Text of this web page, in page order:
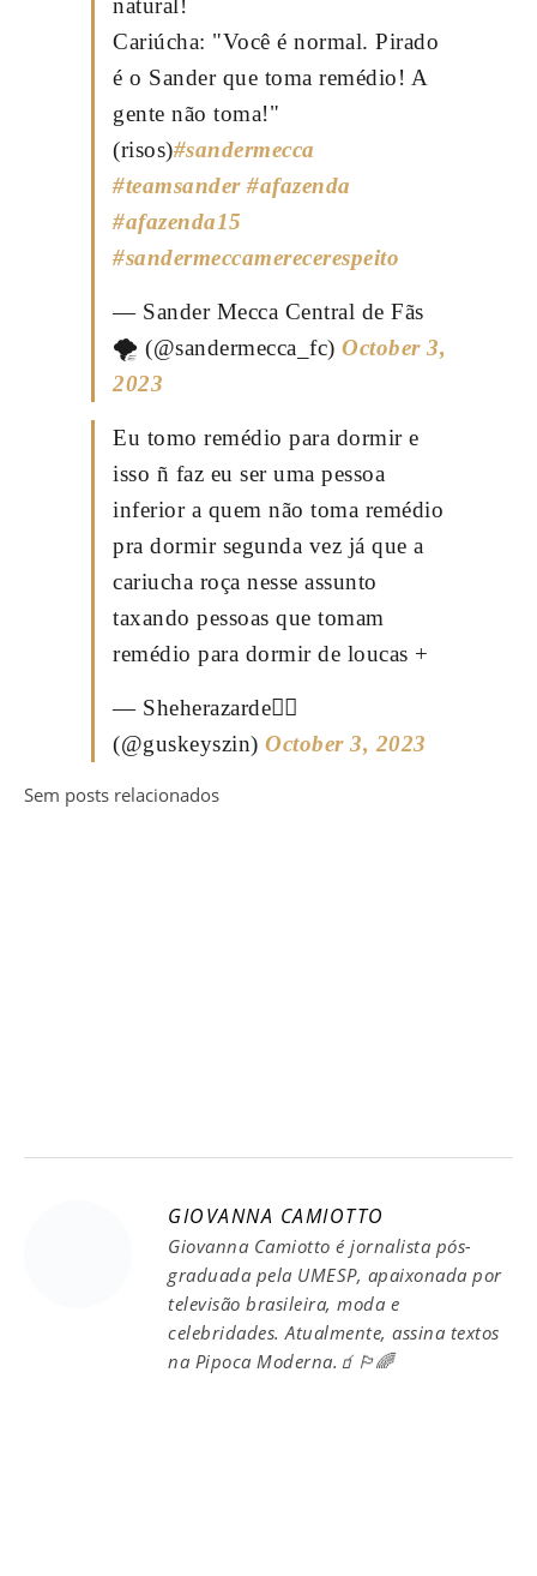
Cariúcha: "Você é normal. Pirado
é o Sander que toma remédio! A
gente não toma!"
(risos)#sandermecca
#teamsander #afazenda
#afazenda15
#sandermeccamerecerespeito
— Sander Mecca Central de Fãs
🌪️ (@sandermecca_fc) October 3,
2023
Eu tomo remédio para dormir e
isso ñ faz eu ser uma pessoa
inferior a quem não toma remédio
pra dormir segunda vez já que a
cariucha roça nesse assunto
taxando pessoas que tomam
remédio para dormir de loucas +
— Sheherazarde🧚‍♀️
(@guskeyszin) October 3, 2023
Sem posts relacionados
GIOVANNA CAMIOTTO
Giovanna Camiotto é jornalista pós-
graduada pela UMESP, apaixonada por
televisão brasileira, moda e
celebridades. Atualmente, assina textos
na Pipoca Moderna.🧃🏳️‍🌈